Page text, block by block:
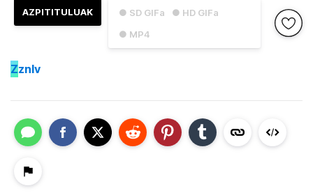
● SD GIFa
● HD GIFa
● MP4
AZPITITULUAK
Zznlv